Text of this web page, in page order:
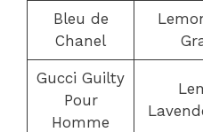
Bleu de
Chanel
Gucci Guilty
Pour
Homme